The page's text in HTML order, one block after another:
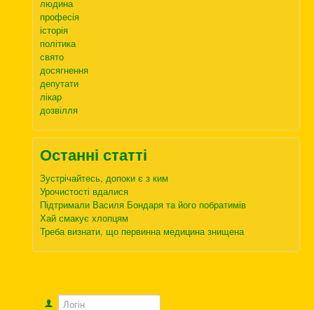
людина
професія
історія
політика
свято
досягнення
депутати
лікар
дозвілля
Останні статті
Зустрічайтесь, допоки є з ким
Урочистості вдалися
Підтримали Василя Бондаря та його побратимів
Хай смакує хлопцям
Треба визнати, що первинна медицина знищена
Логін